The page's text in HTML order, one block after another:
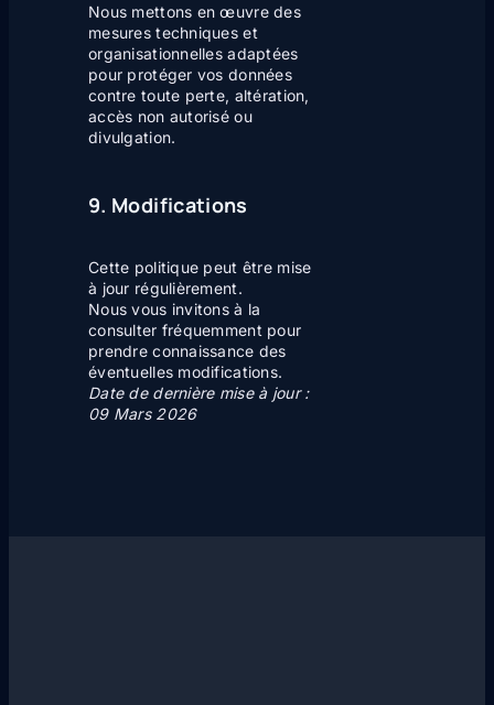
Nous mettons en œuvre des
mesures techniques et
organisationnelles adaptées
pour protéger vos données
contre toute perte, altération,
accès non autorisé ou
divulgation.
9. Modifications
Cette politique peut être mise
à jour régulièrement.
Nous vous invitons à la
consulter fréquemment pour
prendre connaissance des
éventuelles modifications.
Date de dernière mise à jour :
09 Mars 2026